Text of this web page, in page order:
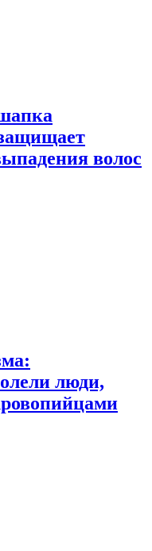
волос
люди,